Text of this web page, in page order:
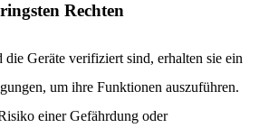
Rechten
die Geräte verifiziert sind, erhalten sie ein
um ihre Funktionen auszuführen.
einer Gefährdung oder